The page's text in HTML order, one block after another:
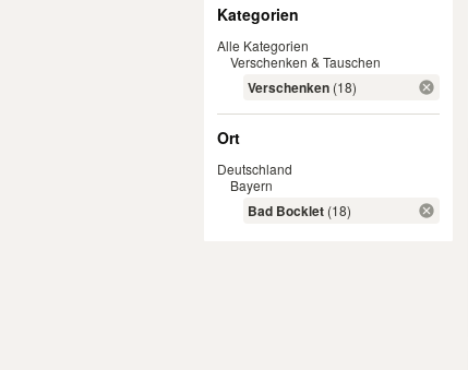
Kategorien
Alle Kategorien
Verschenken & Tauschen
Verschenken (18)
Ort
Deutschland
Bayern
Bad Bocklet (18)